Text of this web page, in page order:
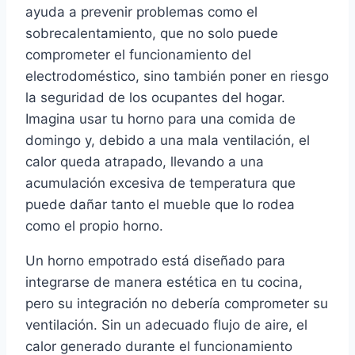
ayuda a prevenir problemas como el
sobrecalentamiento, que no solo puede
comprometer el funcionamiento del
electrodoméstico, sino también poner en riesgo
la seguridad de los ocupantes del hogar.
Imagina usar tu horno para una comida de
domingo y, debido a una mala ventilación, el
calor queda atrapado, llevando a una
acumulación excesiva de temperatura que
puede dañar tanto el mueble que lo rodea
como el propio horno.
Un horno empotrado está diseñado para
integrarse de manera estética en tu cocina,
pero su integración no debería comprometer su
ventilación. Sin un adecuado flujo de aire, el
calor generado durante el funcionamiento